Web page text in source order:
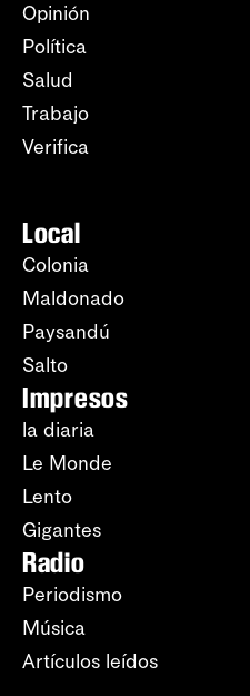
Opinión
Política
Salud
Trabajo
Verifica
Local
Colonia
Maldonado
Paysandú
Salto
Impresos
la diaria
Le Monde
Lento
Gigantes
Radio
Periodismo
Música
Artículos leídos